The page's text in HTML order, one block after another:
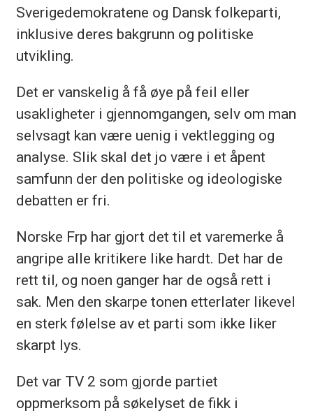
Sverigedemokratene og Dansk folkeparti,
inklusive deres bakgrunn og politiske
utvikling.
Det er vanskelig å få øye på feil eller
usakligheter i gjennomgangen, selv om man
selvsagt kan være uenig i vektlegging og
analyse. Slik skal det jo være i et åpent
samfunn der den politiske og ideologiske
debatten er fri.
Norske Frp har gjort det til et varemerke å
angripe alle kritikere like hardt. Det har de
rett til, og noen ganger har de også rett i
sak. Men den skarpe tonen etterlater likevel
en sterk følelse av et parti som ikke liker
skarpt lys.
Det var TV 2 som gjorde partiet
oppmerksom på søkelyset de fikk i